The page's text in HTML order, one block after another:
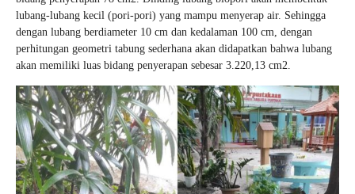
lubang-lubang kecil (pori-pori) yang mampu menyerap air. Sehingga
dengan lubang berdiameter 10 cm dan kedalaman 100 cm, dengan
perhitungan geometri tabung sederhana akan didapatkan bahwa lubang
akan memiliki luas bidang penyerapan sebesar 3.220,13 cm2.